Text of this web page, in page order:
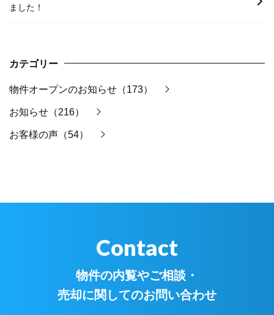
ました！
カテゴリー
物件オープンのお知らせ（173）
お知らせ（216）
お客様の声（54）
Contact
物件の内覧やご相談・
売却に関してのお問い合わせ